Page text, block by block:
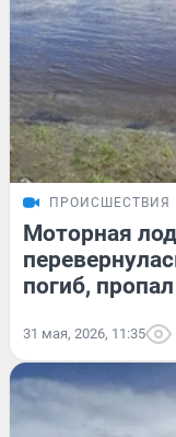
ПРОИСШЕСТВИЯ
Моторная
погиб,
31 мая, 2026, 11:35